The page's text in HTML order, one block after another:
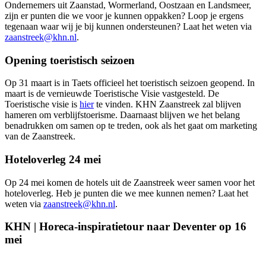
Ondernemers uit Zaanstad, Wormerland, Oostzaan en Landsmeer,
zijn er punten die we voor je kunnen oppakken? Loop je ergens
tegenaan waar wij je bij kunnen ondersteunen? Laat het weten via
zaanstreek@khn.nl.
Opening toeristisch seizoen
Op 31 maart is in Taets officieel het toeristisch seizoen geopend. In
maart is de vernieuwde Toeristische Visie vastgesteld. De
Toeristische visie is hierte vinden. KHN Zaanstreek zal blijven
hameren om verblijfstoerisme. Daarnaast blijven we het belang
benadrukken om samen op te treden, ook als het gaat om marketing
van de Zaanstreek.
Hoteloverleg 24 mei
Op 24 mei komen de hotels uit de Zaanstreek weer samen voor het
hoteloverleg. Heb je punten die we mee kunnen nemen? Laat het
weten via zaanstreek@khn.nl.
KHN | Horeca-inspiratietour naar Deventer op 16
mei